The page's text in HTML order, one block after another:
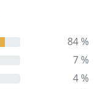
84 %
7 %
4 %